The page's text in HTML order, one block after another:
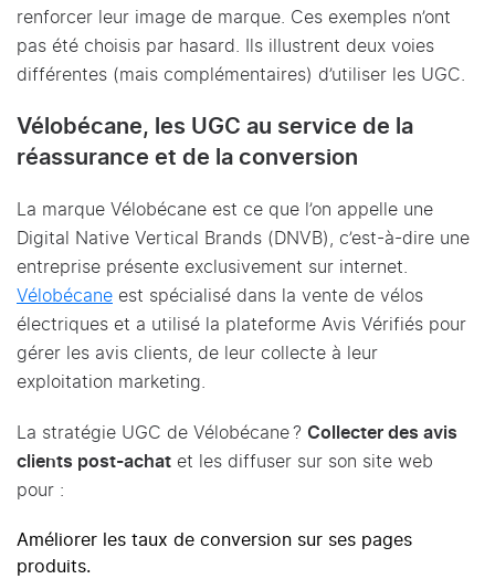
renforcer leur image de marque. Ces exemples n’ont
pas été choisis par hasard. Ils illustrent deux voies
différentes (mais complémentaires) d’utiliser les UGC.
Vélobécane, les UGC au service de la
réassurance et de la conversion
La marque Vélobécane est ce que l’on appelle une
Digital Native Vertical Brands (DNVB), c’est-à-dire une
entreprise présente exclusivement sur internet.
Vélobécane est spécialisé dans la vente de vélos
électriques et a utilisé la plateforme Avis Vérifiés pour
gérer les avis clients, de leur collecte à leur
exploitation marketing.
La stratégie UGC de Vélobécane ? Collecter des avis
clients post-achat et les diffuser sur son site web
pour :
Améliorer les taux de conversion sur ses pages
produits.